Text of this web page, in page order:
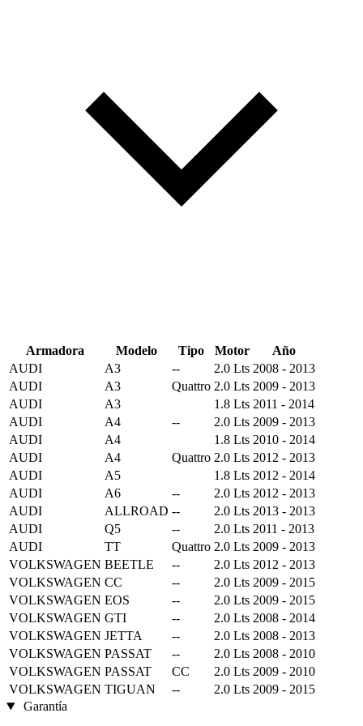
Armadora Modelo Tipo Motor
Año
AUDI
A3 -- 2.0 Lts 2008 - 2013
AUDI
A3 Quattro 2.0 Lts 2009 - 2013
AUDI
A3 1.8 Lts 2011 - 2014
AUDI
A4 -- 2.0 Lts 2009 - 2013
AUDI
A4 1.8 Lts 2010 - 2014
AUDI
A4 Quattro 2.0 Lts 2012 - 2013
AUDI
A5 1.8 Lts 2012 - 2014
AUDI
A6 -- 2.0 Lts 2012 - 2013
AUDI
ALLROAD -- 2.0 Lts 2013 - 2013
AUDI
Q5 -- 2.0 Lts 2011 - 2013
AUDI
TT Quattro 2.0 Lts 2009 - 2013
VOLKSWAGEN BEETLE -- 2.0 Lts 2012 - 2013
VOLKSWAGEN CC -- 2.0 Lts 2009 - 2015
VOLKSWAGEN EOS -- 2.0 Lts 2009 - 2015
VOLKSWAGEN GTI -- 2.0 Lts 2008 - 2014
VOLKSWAGEN JETTA -- 2.0 Lts 2008 - 2013
VOLKSWAGEN PASSAT -- 2.0 Lts 2008 - 2010
VOLKSWAGEN PASSAT CC 2.0 Lts 2009 - 2010
VOLKSWAGEN TIGUAN -- 2.0 Lts 2009 - 2015
Garantía